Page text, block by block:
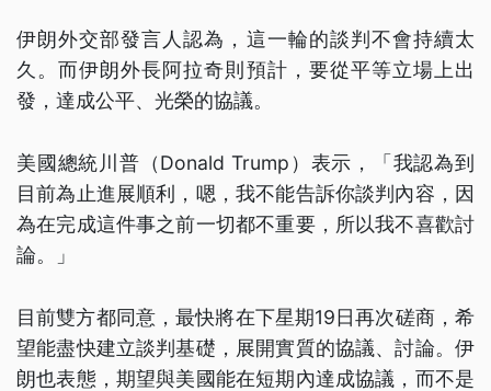
伊朗外交部發言人認為，這一輪的談判不會持續太
久。而伊朗外長阿拉奇則預計，要從平等立場上出
發，達成公平、光榮的協議。
美國總統川普（Donald Trump）表示，「我認為到
目前為止進展順利，嗯，我不能告訴你談判內容，因
為在完成這件事之前一切都不重要，所以我不喜歡討
論。」
目前雙方都同意，最快將在下星期19日再次磋商，希
望能盡快建立談判基礎，展開實質的協議、討論。伊
朗也表態，期望與美國能在短期內達成協議，而不是